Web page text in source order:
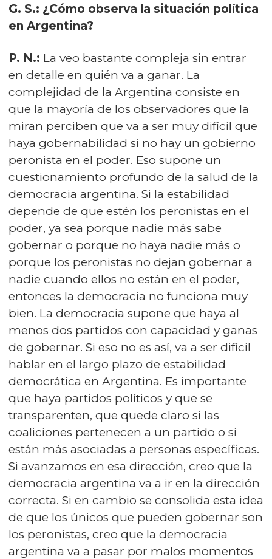
G. S.: ¿Cómo observa la situación política
en Argentina?
P. N.: La veo bastante compleja sin entrar
en detalle en quién va a ganar. La
complejidad de la Argentina consiste en
que la mayoría de los observadores que la
miran perciben que va a ser muy difícil que
haya gobernabilidad si no hay un gobierno
peronista en el poder. Eso supone un
cuestionamiento profundo de la salud de la
democracia argentina. Si la estabilidad
depende de que estén los peronistas en el
poder, ya sea porque nadie más sabe
gobernar o porque no haya nadie más o
porque los peronistas no dejan gobernar a
nadie cuando ellos no están en el poder,
entonces la democracia no funciona muy
bien. La democracia supone que haya al
menos dos partidos con capacidad y ganas
de gobernar. Si eso no es así, va a ser difícil
hablar en el largo plazo de estabilidad
democrática en Argentina. Es importante
que haya partidos políticos y que se
transparenten, que quede claro si las
coaliciones pertenecen a un partido o si
están más asociadas a personas específicas.
Si avanzamos en esa dirección, creo que la
democracia argentina va a ir en la dirección
correcta. Si en cambio se consolida esta idea
de que los únicos que pueden gobernar son
los peronistas, creo que la democracia
argentina va a pasar por malos momentos